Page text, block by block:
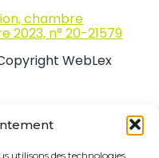
utilisons des technologies
chambre
2023, n° 20-21579
WebLex